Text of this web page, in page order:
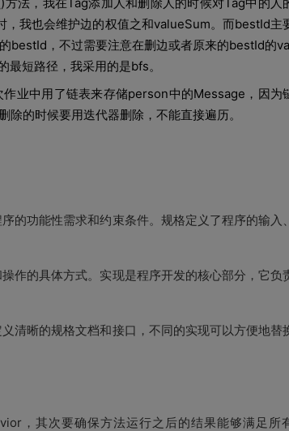
，我也会维护边的权值之和valueSum。而bestId主
bestId ，不过需要注意在删边或者原来的bestId的
最短路径，我采用的是bfs。
业中用了链表来存储person中的Message ，因为
的时候要用迭代器删除，不能直接遍历。
功能性需求和约束条件。规格定义了程序的输入
的具体方式。实现是程序开发的核心部分，它负
晰的规格文档和接口，不同的实现可以方便地替
，其次要确保方法运行之后的结果能够满足所